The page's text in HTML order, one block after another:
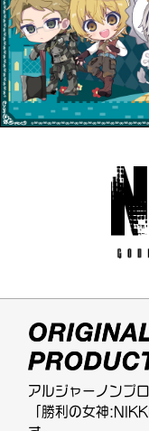
アルジャーノンプ
「勝利の女神